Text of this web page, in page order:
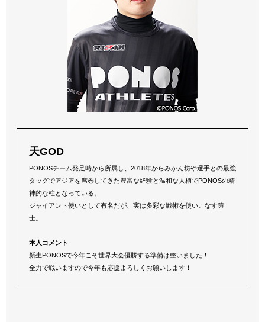
天GOD
PONOSチーム発足時から所属し、2018年からみかん坊や選手との最強
タッグでアジアを席巻してきた豊富な経験と温和な人柄でPONOSの精
神的な柱となっている。
ジャイアント使いとして有名だが、実は多彩な戦術を使いこなす策
士。
本人コメント
新生PONOSで今年こそ世界大会優勝する準備は整いました！
全力で戦いますので今年も応援よろしくお願いします！